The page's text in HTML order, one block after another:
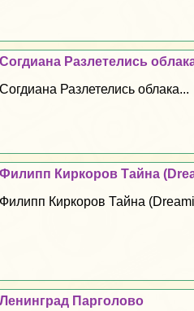
Согдиана Разлетелись
Согдиана Разлетелись облака...
Филипп Киркоров Тайна
Филипп Киркоров Тайна
Ленинград Парголово